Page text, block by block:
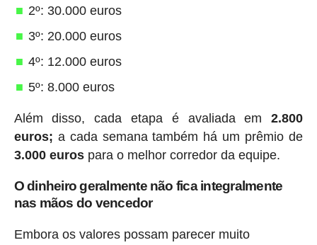
2º: 30.000 euros
3º: 20.000 euros
4º: 12.000 euros
5º: 8.000 euros
Além disso, cada etapa é avaliada em2.800
euros; a cada semana também há um prêmio de
3.000 eurospara o melhor corredor da equipe.
O dinheiro geralmente não fica integralmente
nas mãos do vencedor
Embora os valores possam parecer muito